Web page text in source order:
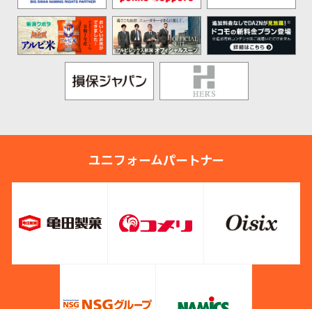
ユニフォームパートナー